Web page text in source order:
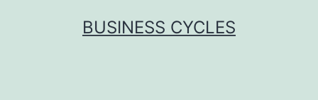
BUSINESS CYCLES